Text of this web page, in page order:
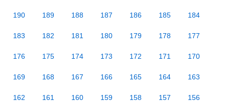
190 189 188 187 186 185 184
183 182 181 180 179 178 177
176 175 174 173 172 171 170
169 168 167 166 165 164 163
162 161 160 159 158 157 156